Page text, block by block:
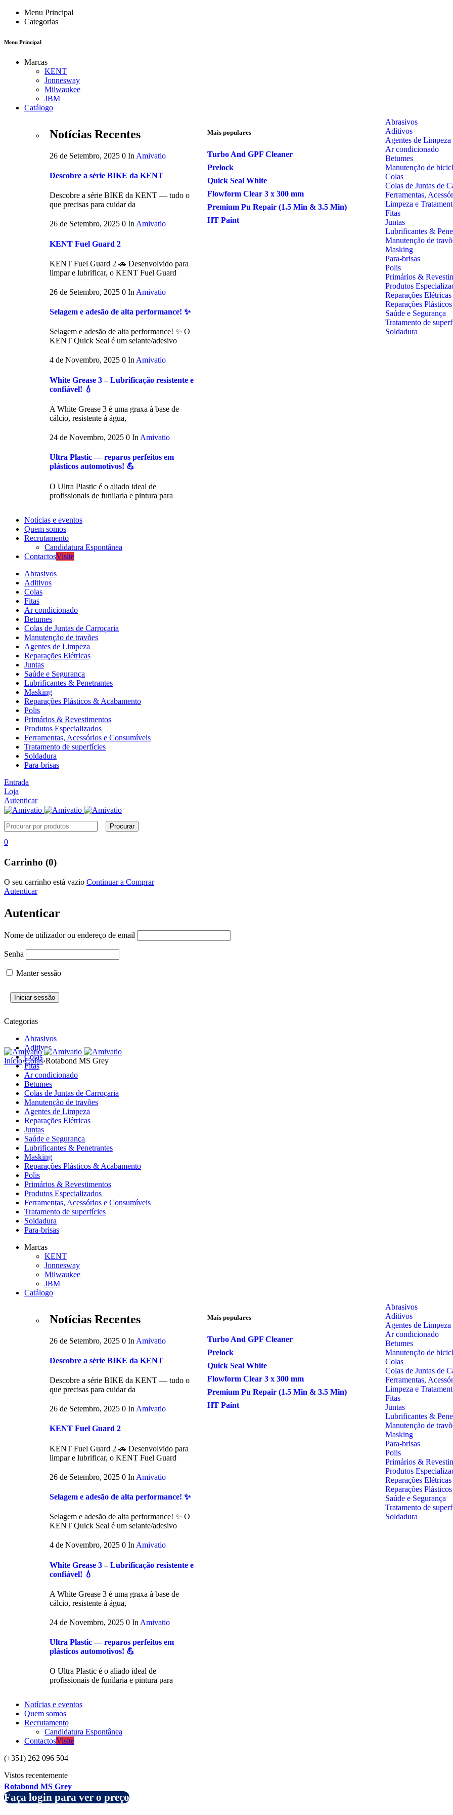
Menu Principal
Categorias
Menu Principal
Marcas
KENT
Jonnesway
Milwaukee
JBM
Catálogo
Notícias Recentes
26 de Setembro, 2025 0 In Amivatio
Descobre a série BIKE da KENT
Descobre a série BIKE da KENT — tudo o
que precisas para cuidar da
26 de Setembro, 2025 0 In Amivatio
KENT Fuel Guard 2
KENT Fuel Guard 2 🚗 Desenvolvido para
limpar e lubrificar, o KENT Fuel Guard
26 de Setembro, 2025 0 In Amivatio
Selagem e adesão de alta performance! ✨
Selagem e adesão de alta performance! ✨ O
KENT Quick Seal é um selante/adesivo
4 de Novembro, 2025 0 InAmivatio
White Grease 3 – Lubrificação resistente e
confiável! 💧
A White Grease 3 é uma graxa à base de
cálcio, resistente à água,
24 de Novembro, 2025 0 In Amivatio
Ultra Plastic — reparos perfeitos em
plásticos automotivos! 💪
O Ultra Plastic é o aliado ideal de
profissionais de funilaria e pintura para
Mais populares
Turbo And GPF Cleaner
Prelock
Quick Seal White
Flowform Clear 3 x 300 mm
Premium Pu Repair (1.5 Min & 3.5 Min)
HT Paint
Abrasivos
Aditivos
Agentes de Limpeza
Ar condicionado
Betumes
Manutenção de
Colas
Colas de Juntas de
Ferramentas,
Limpeza e
Fitas
Juntas
Lubrificantes &
Manutenção de
Masking
Para-brisas
Polis
Primários &
Produtos
Reparações Elétricas
Reparações
Saúde e Segurança
Tratamento de
Soldadura
Notícias e eventos
Quem somos
Recrutamento
Candidatura Espontânea
ContactosVisite
Abrasivos
Aditivos
Colas
Fitas
Ar condicionado
Betumes
Colas de Juntas de Carroçaria
Manutenção de travões
Agentes de Limpeza
Reparações Elétricas
Juntas
Saúde e Segurança
Lubrificantes & Penetrantes
Masking
Reparações Plásticos & Acabamento
Polis
Primários & Revestimentos
Produtos Especializados
Ferramentas, Acessórios e Consumíveis
Tratamento de superfícies
Soldadura
Para-brisas
Entrada
Loja
Autenticar
0
Carrinho (0)
O seu carrinho está vazio Continuar a Comprar
Autenticar
Autenticar
Nome de utilizador ou endereço de email
Senha
Manter sessão
Categorias
Abrasivos
Aditivos
Colas
Fitas
Ar condicionado
Betumes
Colas de Juntas de Carroçaria
Manutenção de travões
Agentes de Limpeza
Reparações Elétricas
Juntas
Saúde e Segurança
Lubrificantes & Penetrantes
Masking
Reparações Plásticos & Acabamento
Polis
Primários & Revestimentos
Produtos Especializados
Ferramentas, Acessórios e Consumíveis
Tratamento de superfícies
Soldadura
Para-brisas
Marcas
KENT
Jonnesway
Milwaukee
JBM
Catálogo
Notícias Recentes
26 de Setembro, 2025 0 In Amivatio
Descobre a série BIKE da KENT
Descobre a série BIKE da KENT — tudo o
que precisas para cuidar da
26 de Setembro, 2025 0 In Amivatio
KENT Fuel Guard 2
KENT Fuel Guard 2 🚗 Desenvolvido para
limpar e lubrificar, o KENT Fuel Guard
26 de Setembro, 2025 0 In Amivatio
Selagem e adesão de alta performance! ✨
Selagem e adesão de alta performance! ✨ O
KENT Quick Seal é um selante/adesivo
4 de Novembro, 2025 0 In Amivatio
White Grease 3 – Lubrificação resistente e
confiável! 💧
A White Grease 3 é uma graxa à base de
cálcio, resistente à água,
24 de Novembro, 2025 0 In Amivatio
Ultra Plastic — reparos perfeitos em
plásticos automotivos! 💪
O Ultra Plastic é o aliado ideal de
profissionais de funilaria e pintura para
Mais populares
Turbo And GPF Cleaner
Prelock
Quick Seal White
Flowform Clear 3 x 300 mm
Premium Pu Repair (1.5 Min & 3.5 Min)
HT Paint
Abrasivos
Aditivos
Agentes de Limpeza
Ar condicionado
Betumes
Manutenção de
Colas
Colas de Juntas de
Ferramentas,
Limpeza e
Fitas
Juntas
Lubrificantes &
Manutenção de
Masking
Para-brisas
Polis
Primários &
Produtos
Reparações Elétricas
Reparações
Saúde e Segurança
Tratamento de
Soldadura
Notícias e eventos
Quem somos
Recrutamento
Candidatura Espontânea
ContactosVisite
(+351) 262 096 504
Vistos recentemente
Rotabond MS Grey
Faça login para ver o preço
Início›Colas›Rotabond MS Grey